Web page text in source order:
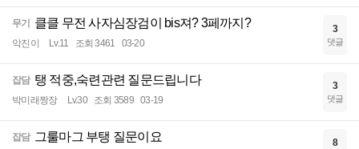
무기 클클 무전 사자심장검이 bis져? 3페까지?
악진이 Lv.11 조회 3461 03-20
3
댓글
잡담 탱 적중,숙련관련 질문드립니다
박미래짱장 Lv.30 조회 3589 03-19
3
댓글
잡담 그룰마그 부탱 질문이요 8